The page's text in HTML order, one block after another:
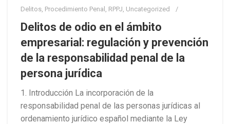
Delitos, Procedimiento Penal , RPPJ, Uncategorized
Delitos de odio en el ámbito
empresarial: regulación y prevención
de la responsabilidad penal de la
persona jurídica
1. Introducción La incorporación de la
responsabilidad penal de las personas jurídicas al
ordenamiento jurídico español mediante la Ley